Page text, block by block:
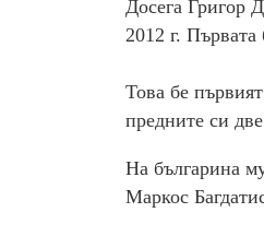
Досега Григор
2012 г. Първата
Това бе
предните си
На българина
Маркос